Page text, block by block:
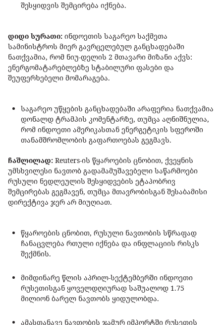
შესყიდვის შემცირება იქნება.
დიდი სურათი: ინდოეთის საგარეო საქმეთა
სამინისტროს მიერ გავრცელებულ განცხადებაში
ნათქვამია, რომ ნიუ-დელის 2 მთავარი მიზანი აქვს:
ენერგომატარებლებზე სტაბილური ფასები და
შეუფერხებელი მომარაგება.
საგარეო უწყების განცხადებაში არაფერია ნათქვამია
დონალდ ტრამპის კომენტარზე, თუმცა აღნიშნულია,
რომ ინდოეთი ამერიკასთან ენერგეტიკის სფეროში
თანამშრომლობის გაფართოებას გეგმავს.
ჩაშლილად: Reuters-ის წყაროების ცნობით, ქვეყნის
უმსხვილესი ნავთობ გადამამუშავებელი საწარმოები
რუსული ნედლეულის შესყიდვების ეტაპობრივ
შემცირებას გეგმავენ, თუმცა მთავრობისგან შესაბამისი
დირექტივა ჯერ არ მიუღიათ.
წყაროების ცნობით, რუსული ნავთობის სწრაფად
ჩანაცვლება რთული იქნება და ინფლაციის რისკს
შექმნის.
მიმდინარე წლის აპრილ-სექტემბერში ინდოეთი
რუსეთისგან ყოველდღიურად საშუალოდ 1.75
მილიონ ბარელ ნავთობს ყიდულობდა.
ამასთანავე ნავთობის ჯამურ იმპორტში რუსეთის